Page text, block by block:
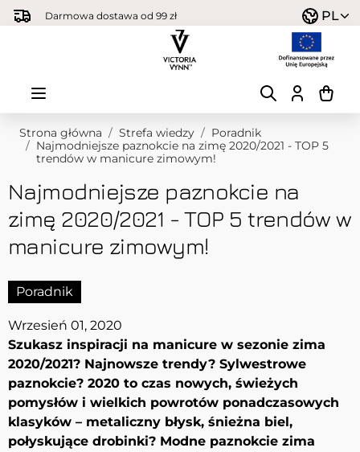
Przejdź do treści
Darmowa dostawa od 99 zł PL
Strona główna / Strefa wiedzy / Poradnik
/ Najmodniejsze paznokcie na zimę 2020/2021 - TOP 5
trendów w manicure zimowym!
Najmodniejsze paznokcie na
zimę 2020/2021 - TOP 5 trendów w
manicure zimowym!
Poradnik
Wrzesień 01, 2020
Szukasz inspiracji na manicure w sezonie zima
2020/2021? Najnowsze trendy? Sylwestrowe
paznokcie? 2020 to czas nowych, świeżych
pomysłów i wielkich powrotów ponadczasowych
klasyków – metaliczny błysk, śnieżna biel,
połyskujące drobinki? Modne paznokcie zima